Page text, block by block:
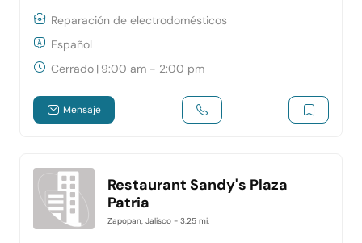
Reparación de electrodomésticos
Español
Cerrado | 9:00 am - 2:00 pm
Mensaje
Restaurant Sandy's Plaza
Patria
Zapopan, Jalisco - 3.25 mi.